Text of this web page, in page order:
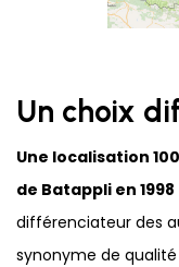
Un choix
Une localisation
de Batappli en 1998
différenciateur des
synonyme de